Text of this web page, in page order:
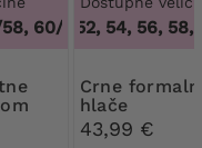
48, 50, 52, 54, 56, 58,
60/62,48/50, 52/
50, 52, 54, 56, 58,
Crne formalne
hlače
43,99 €